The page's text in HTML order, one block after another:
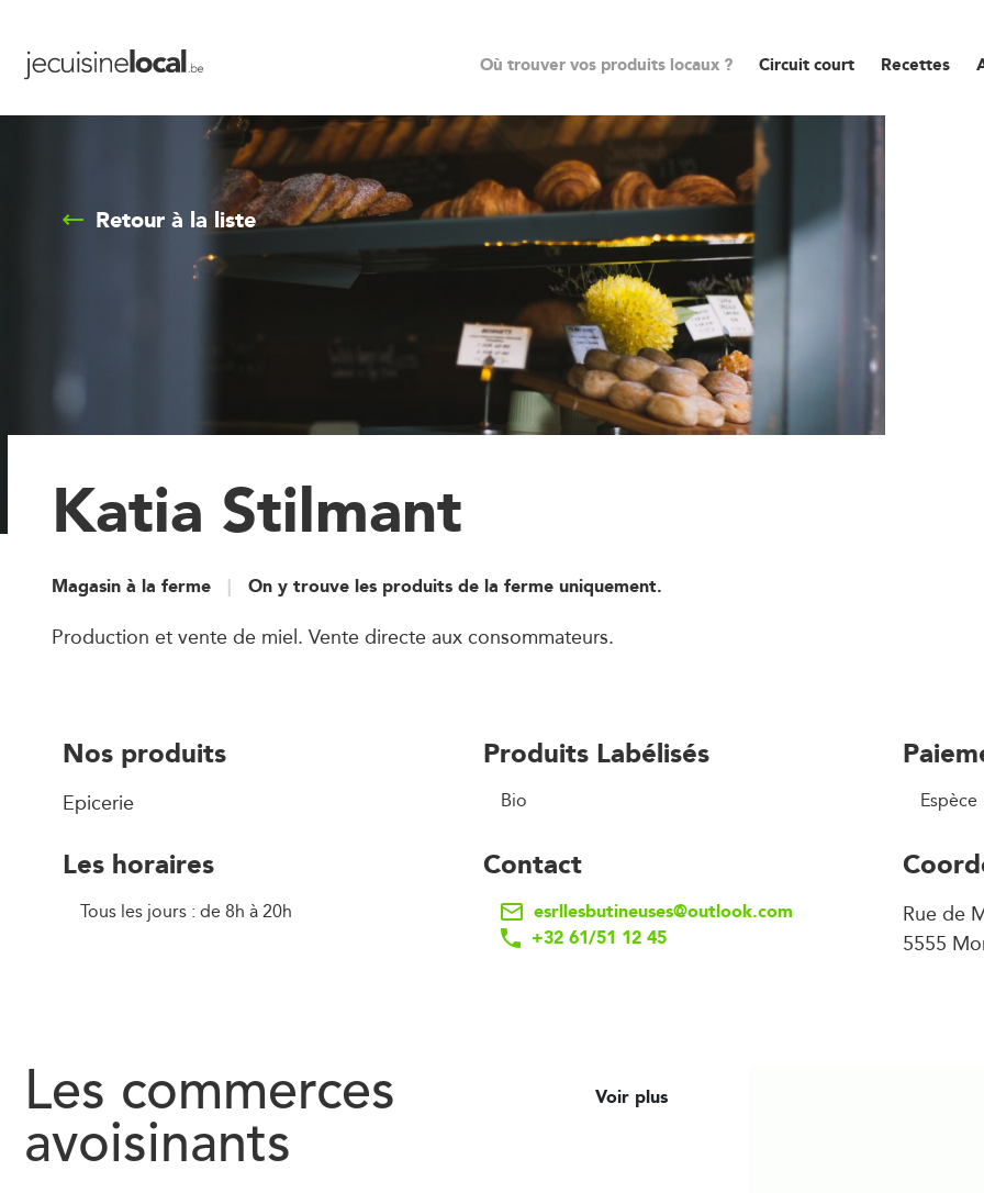
Où trouver vos produits locaux ? Circuit court Recettes
Retour à la liste
Katia Stilmant
Magasin à la ferme On y trouve les produits de la ferme uniquement.
Production et vente de miel. Vente directe aux consommateurs.
Nos produits
Epicerie
Produits Labélisés
Bio Espèce
Les horaires
Tous les jours : de 8h à 20h
Contact
esrllesbutineuses@outlook.com
+32 61/51 12 45
Rue de
5555
Les commerces
avoisinants
Voir plus